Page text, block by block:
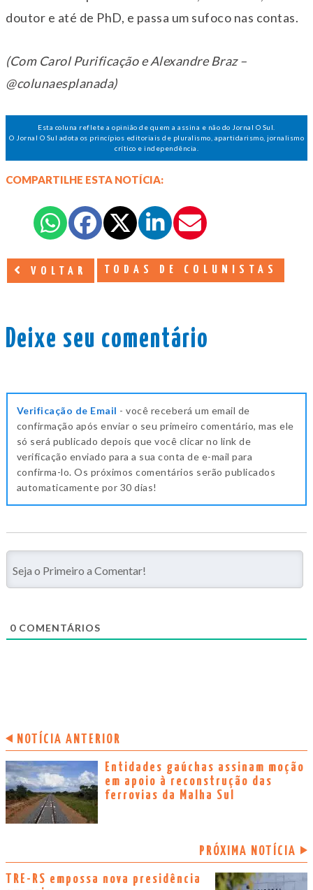
doutor e até de PhD, e passa um sufoco nas contas.
(Com Carol Purificação e Alexandre Braz –
@colunaesplanada)
Esta coluna reflete a opinião de quem a assina e não do Jornal O Sul.
O Jornal O Sul adota os princípios editoriais de pluralismo, apartidarismo, jornalismo
crítico e independência.
COMPARTILHE ESTA NOTÍCIA:
VOLTAR TODAS DE COLUNISTAS
Deixe seu comentário
Verificação de Email - você receberá um email de
confirmação após enviar o seu primeiro comentário, mas ele
só será publicado depois que você clicar no link de
verificação enviado para a sua conta de e-mail para
confirma-lo. Os próximos comentários serão publicados
automaticamente por 30 dias!
0 COMENTÁRIOS
NOTÍCIA ANTERIOR
Entidades gaúchas assinam moção
em apoio à reconstrução das
ferrovias da Malha Sul
PRÓXIMA NOTÍCIA
TRE-RS empossa nova presidência